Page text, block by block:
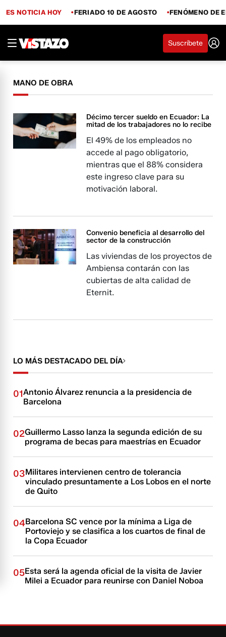
ES NOTICIA HOY FERIADO 10 DE AGOSTO FENÓMENO DE
Suscríbete
MANO DE OBRA
Décimo tercer sueldo en Ecuador: La
mitad de los trabajadores no lo recibe
El 49% de los empleados no
accede al pago obligatorio,
mientras que el 88% considera
este ingreso clave para su
motivación laboral.
Convenio beneficia al desarrollo del
sector de la construcción
Las viviendas de los proyectos de
Ambiensa contarán con las
cubiertas de alta calidad de
Eternit.
LO MÁS DESTACADO DEL DÍA
01Antonio Álvarez renuncia a la presidencia de
Barcelona
02Guillermo Lasso lanza la segunda edición de su
programa de becas para maestrías en Ecuador
03Militares intervienen centro de tolerancia
vinculado presuntamente a Los Lobos en el norte
de Quito
04Barcelona SC vence por la mínima a Liga de
Portoviejo y se clasifica a los cuartos de final de
la Copa Ecuador
05Esta será la agenda oficial de la visita de Javier
Milei a Ecuador para reunirse con Daniel Noboa